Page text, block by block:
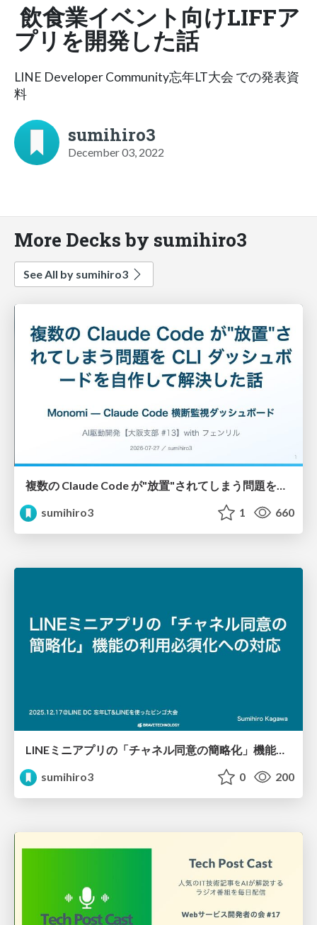
飲食業イベント向けLIFFア
プリを開発した話
LINE Developer Community忘年LT大会 での発表資
料
sumihiro3
December 03, 2022
More Decks by sumihiro3
See All by sumihiro3
複数の Claude Code が"放置"されてしまう問題をCLI ダッシュボードを自作して解決した話
sumihiro3
1 660
LINEミニアプリの「チャネル同意の簡略化」機能の利用必須化への対応
sumihiro3
0 200